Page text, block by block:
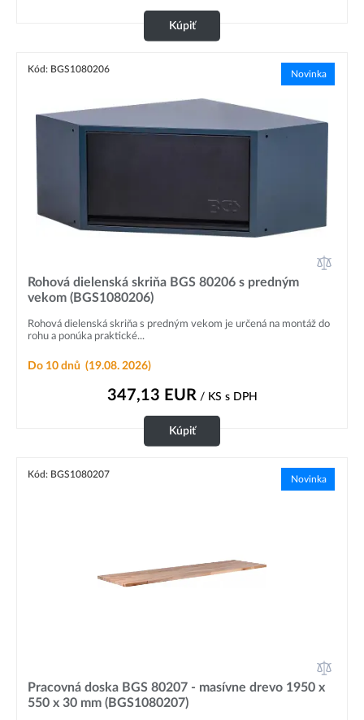
Kúpiť
Kód: BGS1080206 Novinka
Rohová dielenská skriňa BGS 80206 s predným
vekom (BGS1080206)
Rohová dielenská skriňa s predným vekom je určená na montáž do
rohu a ponúka praktické...
Do 10 dnů (19.08. 2026)
347,13 EUR/ KS s DPH
Kúpiť
Kód: BGS1080207 Novinka
Pracovná doska BGS 80207 - masívne drevo 1950 x
550 x 30 mm (BGS1080207)